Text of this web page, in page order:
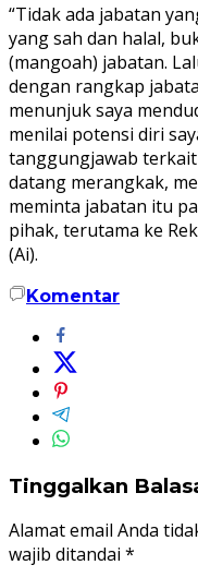
“Tidak ada jabatan
yang sah dan halal,
(mangoah) jabatan.
dengan rangkap
menunjuk saya
menilai potensi diri
tanggungjawab
datang merangkak,
meminta jabatan itu
pihak, terutama ke
(Ai).
Komentar
Tinggalkan
Alamat email Anda
wajib ditandai *